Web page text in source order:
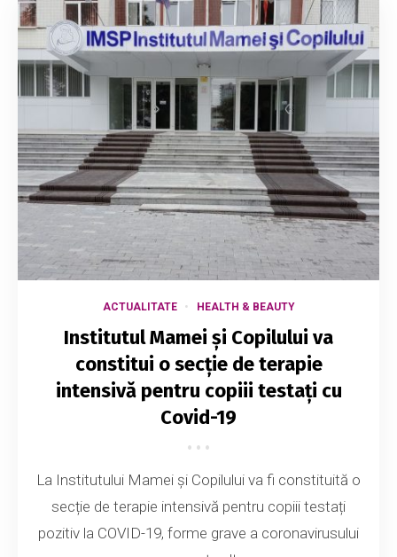
ACTUALITATE HEALTH & BEAUTY
Institutul Mamei și Copilului va
constitui o secție de terapie
intensivă pentru copiii testați cu
Covid-19
La Institutului Mamei și Copilului va fi constituită o
secție de terapie intensivă pentru copiii testați
pozitiv la COVID-19, forme grave a coronavirusului